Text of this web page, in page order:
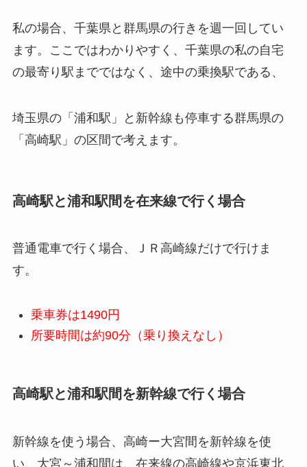
私の場合、千葉県と群馬県の行きを週一回してい
ます。ここではわかりやすく、千葉県の私の自宅
の最寄り駅までではなく、途中の乗換駅である、
埼玉県の「浦和駅」と新幹線も停車する群馬県の
「高崎駅」の区間で考えます。
高崎駅と浦和駅間を在来線で行く場合
普通電車で行く場合、ＪＲ高崎線だけで行けま
す。
乗車券は1490円
所要時間は約90分（乗り換えなし）
高崎駅と浦和駅間を新幹線で行く場合
新幹線を使う場合、高崎ー大宮間を新幹線を使
い、大宮～浦和間は、在来線の高崎線や京浜東北